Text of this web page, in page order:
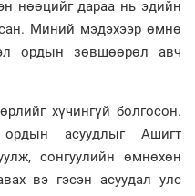
нөөцийг дараа нь эдийн
Миний мэдэхээр өмнө
ордын зөвшөөрөл авч
хүчингүй болгосон.
асуудлыг Ашигт
сонгуулийн өмнөхөн
вэ гэсэн асуудал улс